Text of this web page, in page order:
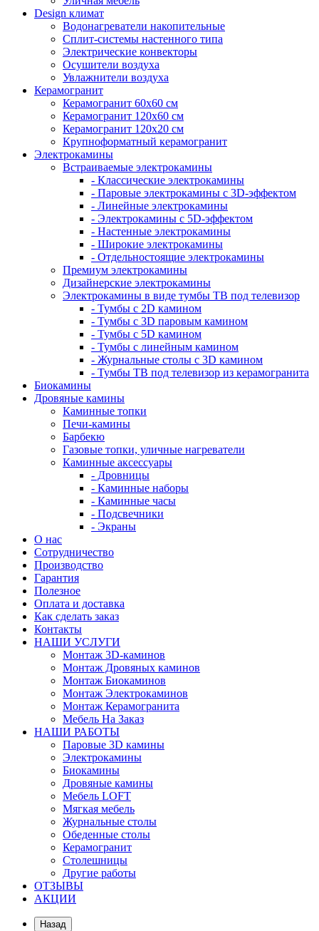
Design климат
Водонагреватели накопительные
Сплит-системы настенного типа
Электрические конвекторы
Осушители воздуха
Увлажнители воздуха
Керамогранит
Керамогранит 60х60 см
Керамогранит 120х60 см
Керамогранит 120х20 см
Крупноформатный керамогранит
Электрокамины
Встраиваемые электрокамины
- Классические электрокамины
- Паровые электрокамины с 3D-эффектом
- Линейные электрокамины
- Электрокамины с 5D-эффектом
- Настенные электрокамины
- Широкие электрокамины
- Отдельностоящие электрокамины
Премиум электрокамины
Дизайнерские электрокамины
Электрокамины в виде тумбы ТВ под телевизор
- Тумбы с 2D камином
- Тумбы с 3D паровым камином
- Тумбы с 5D камином
- Тумбы с линейным камином
- Журнальные столы с 3D камином
- Тумбы ТВ под телевизор из керамогранита
Биокамины
Дровяные камины
Каминные топки
Печи-камины
Барбекю
Газовые топки, уличные нагреватели
Каминные аксессуары
- Дровницы
- Каминные наборы
- Каминные часы
- Подсвечники
- Экраны
О нас
Сотрудничество
Производство
Гарантия
Полезное
Оплата и доставка
Как сделать заказ
Контакты
НАШИ УСЛУГИ
Монтаж 3D-каминов
Монтаж Дровяных каминов
Монтаж Биокаминов
Монтаж Электрокаминов
Монтаж Керамогранита
Мебель На Заказ
НАШИ РАБОТЫ
Паровые 3D камины
Электрокамины
Биокамины
Дровяные камины
Мебель LOFT
Мягкая мебель
Журнальные столы
Обеденные столы
Керамогранит
Столешницы
Другие работы
ОТЗЫВЫ
АКЦИИ
Назад